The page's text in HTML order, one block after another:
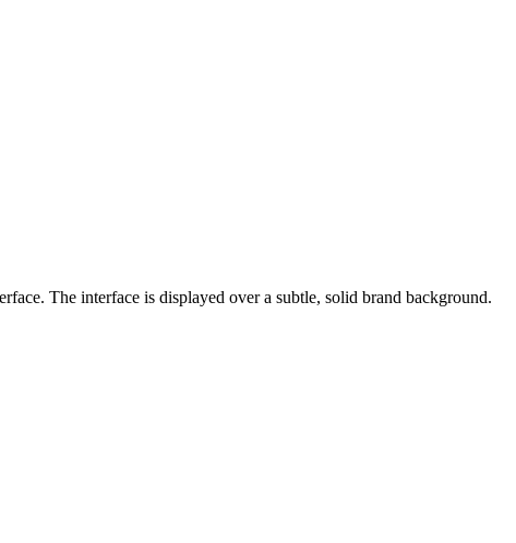
The interface is displayed over a subtle, solid brand background.